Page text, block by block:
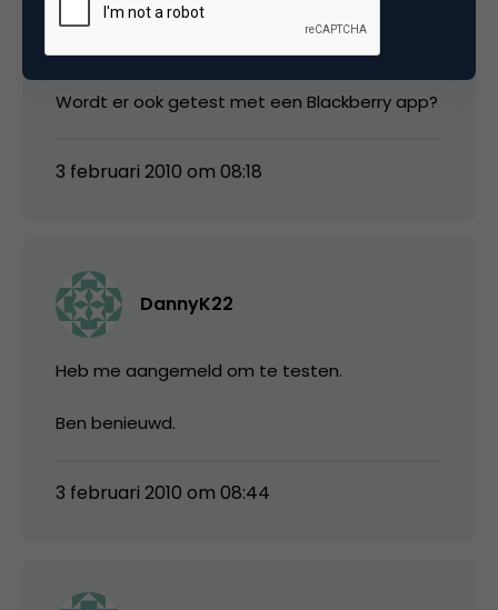
Zeker een mooie ontwikkeling!
Wordt er ook getest met een Blackberry app?
3 februari 2010 om 08:18
DannyK22
Heb me aangemeld om te testen.
Ben benieuwd.
3 februari 2010 om 08:44